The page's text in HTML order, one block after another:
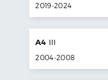
2019-2024
A4 III
2004-2008